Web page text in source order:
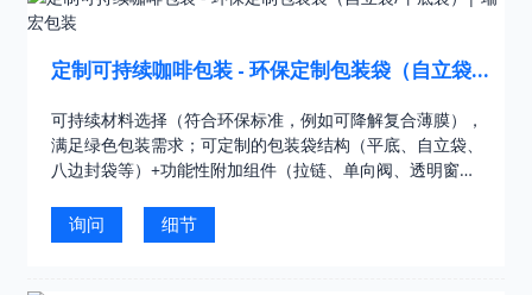
定制可持续咖啡包装 - 环保定制包装袋（自立袋/
可持续材料选择（符合环保标准，例如可降解复合薄膜），
满足绿色包装需求；可定制的包装袋结构（平底、自立袋、
八边封袋等）+功能性附加组件（拉链、单向阀、透明窗
版印刷……
询问 细节